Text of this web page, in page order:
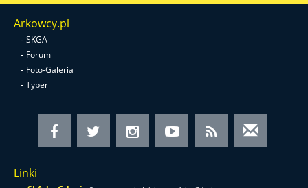
Arkowcy.pl
- SKGA
- Forum
- Foto-Galeria
- Typer
Linki